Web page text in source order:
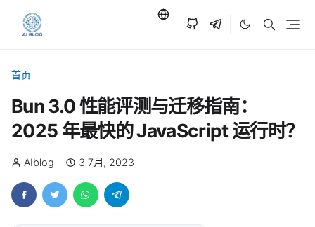
首页
Bun 3.0 性能评测与迁移指南：
2025 年最快的 JavaScript 运行时？
AIblog 3 7月, 2023